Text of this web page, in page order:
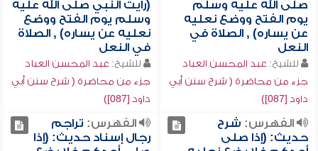
صلى الله عليه وسلم
يوم الفتح ووضع نعليه
عن يساره) , الصلاة في
النعل
للشيخ: عبد المحسن العباد
جزء من محاضرة ( شرح سنن أبي
داود [087])
(رأيت النبي صلى الله عليه
وسلم يوم الفتح ووضع
نعليه عن يساره) , الصلاة
في النعل
للشيخ: عبد المحسن العباد
جزء من محاضرة ( شرح سنن أبي
داود [087])
الفهرس: شرح
حديث: (إذا صلى
الفهرس: تراجم
رجال إسناد حديث: (إذا